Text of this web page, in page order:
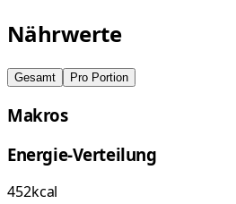
Nährwerte
Gesamt Pro Portion
Makros
Energie-Verteilung
452kcal